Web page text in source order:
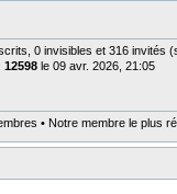
0 invisibles et 316 invités
12598 le 09 avr. 2026, 21:05
• Notre membre le plus